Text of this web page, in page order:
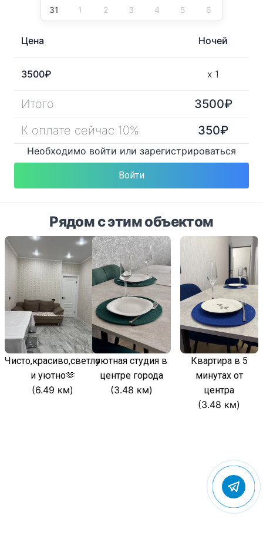
31 1 2 3 4 5 6
Цена Ночей
3500₽ x 1
Итого 3500₽
К оплате сейчас 10%
350₽
Необходимо войти или зарегистрироваться
Войти
Рядом с этим объектом
Чисто,красиво,светло
и уютно🫶
(6.49 км)
уютная студия в
центре города
(3.48 км)
Квартира в 5
минутах от
центра
(3.48 км)